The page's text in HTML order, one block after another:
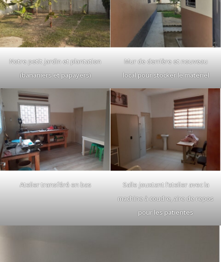
Notre petit jardin et plantation
(bananiers et papayers)
Mur de derrière et nouveau
local pour stocker le matériel
Atelier transféré en bas
Salle jouxtant l’atelier avec la
machine à coudre, aire de repos
pour les patientes